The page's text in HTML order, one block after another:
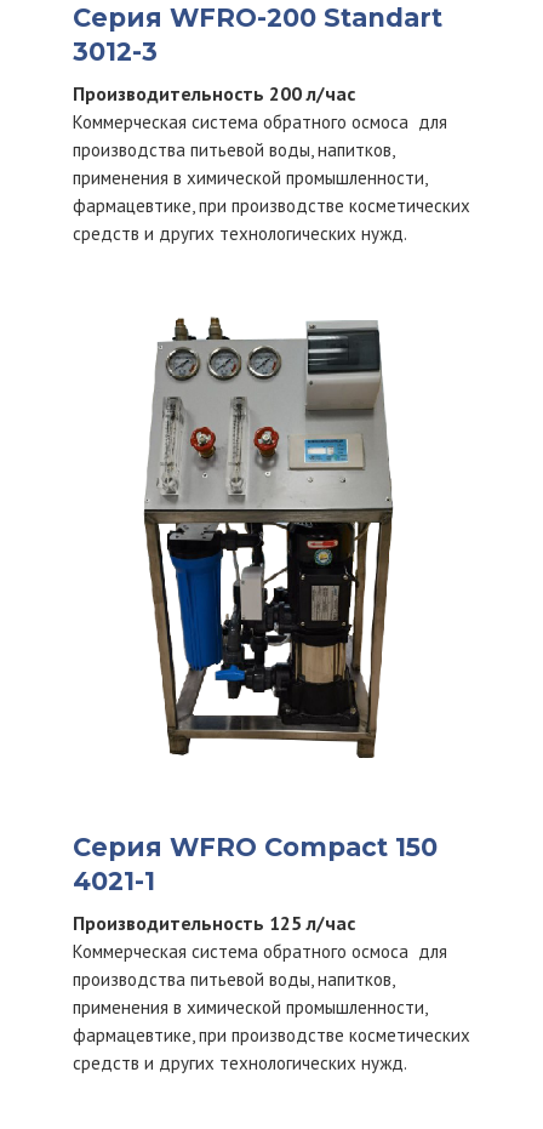
Серия WFRO-200 Standart
3012-3
Производительность 200 л/час
Коммерческая система обратного осмоса для
производства питьевой воды, напитков,
применения в химической промышленности,
фармацевтике, при производстве косметических
средств и других технологических нужд.
Серия WFRO Compact 150
4021-1
Производительность 125 л/час
Коммерческая система обратного осмоса для
производства питьевой воды, напитков,
применения в химической промышленности,
фармацевтике, при производстве косметических
средств и других технологических нужд.